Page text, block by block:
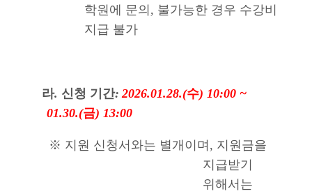
학원에 문의 , 불가능한 경우 수강비
지급 불가
라. 신청 기간: 2026.01.28.(수) 10:00 ~
01.30.(금) 13:00
※ 지원 신청서와는 별개이며 , 지원금을
지급받기
위해서는